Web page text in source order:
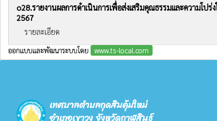
o28.รายงานผลการดำเนินการเพื่อส่งเสริมคุณธรรมและความโป
2567
รายละเอียด
ออกแบบและพัฒนาระบบโดย www.ts-local.com
เทศบาลตำบลกุดสิมคุ้มใหม่